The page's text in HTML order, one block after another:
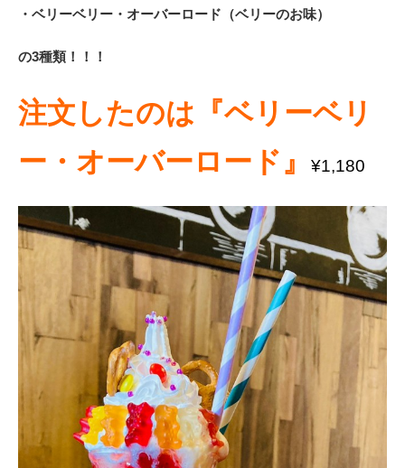
・ベリーベリー・オーバーロード（ベリーのお味）
の3種類！！！
注文したのは『ベリーベリ
ー・オーバーロード』 ¥1,180